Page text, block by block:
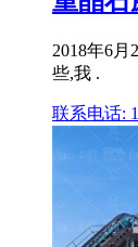
2018年6
些,我 .
联系电话: